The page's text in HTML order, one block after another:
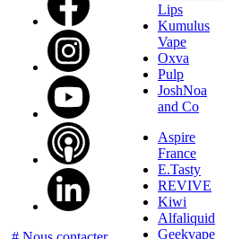
Lips
Kumulus
Vape
Oxva
Pulp
JoshNoa
and Co
Aspire
France
E.Tasty
REVIVE
Kiwi
Alfaliquid
Geekvape